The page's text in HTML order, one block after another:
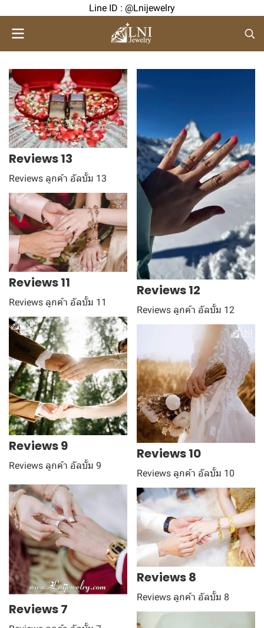
Line ID : @Lnijewelry
Reviews 13
Reviews ลูกค้า อัลบั้ม 13
Reviews 11
Reviews ลูกค้า อัลบั้ม 11
Reviews 9
Reviews ลูกค้า อัลบั้ม 9
Reviews 7
Reviews 12
Reviews ลูกค้า อัลบั้ม 12
Reviews 10
Reviews ลูกค้า อัลบั้ม 10
Reviews 8
Reviews ลูกค้า อัลบั้ม 8